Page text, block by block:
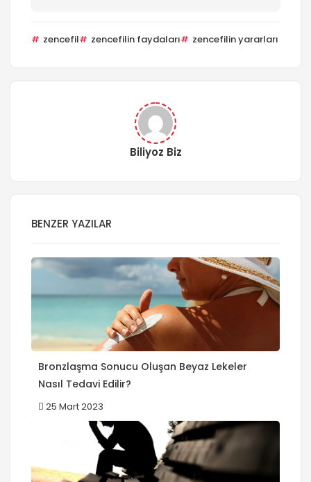
zencefil zencefilin faydaları zencefilin yararları
Biliyoz Biz
BENZER YAZILAR
Bronzlaşma Sonucu Oluşan Beyaz Lekeler
Nasıl Tedavi Edilir?
25 Mart 2023